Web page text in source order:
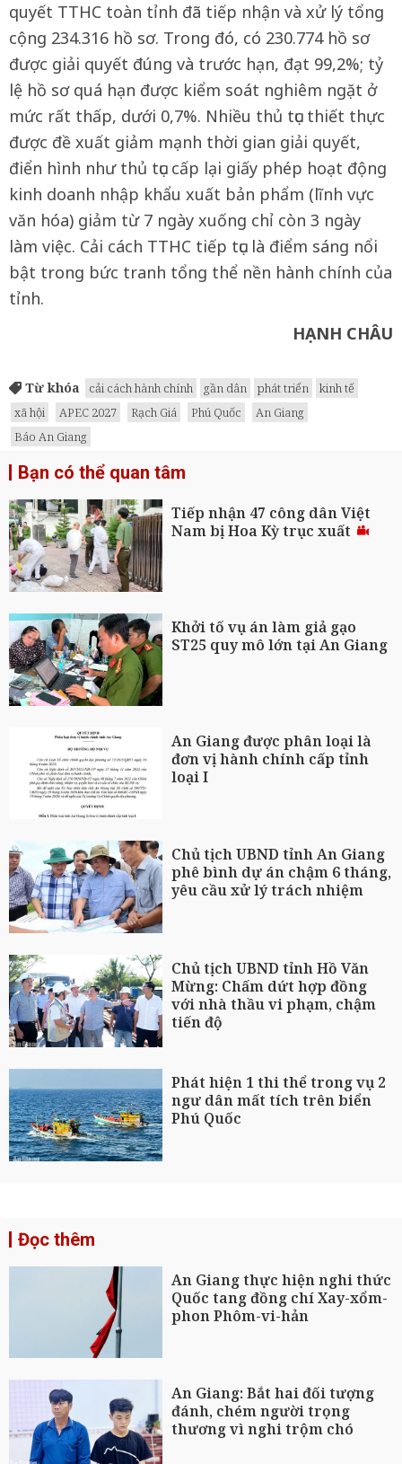
quyết TTHC toàn tỉnh đã tiếp nhận và xử lý tổng
cộng 234.316 hồ sơ. Trong đó, có 230.774 hồ sơ
được giải quyết đúng và trước hạn, đạt 99,2%; tỷ
lệ hồ sơ quá hạn được kiểm soát nghiêm ngặt ở
mức rất thấp, dưới 0,7%. Nhiều thủ tục thiết thực
được đề xuất giảm mạnh thời gian giải quyết,
điển hình như thủ tục cấp lại giấy phép hoạt động
kinh doanh nhập khẩu xuất bản phẩm (lĩnh vực
văn hóa) giảm từ 7 ngày xuống chỉ còn 3 ngày
làm việc. Cải cách TTHC tiếp tục là điểm sáng nổi
bật trong bức tranh tổng thể nền hành chính của
tỉnh.
HẠNH CHÂU
Từ khóa cải cách hành chính gần dân phát triển
kinh tế
xã hội
APEC 2027 Rạch Giá Phú Quốc
An Giang
Báo An Giang
Bạn có thể quan tâm
Tiếp nhận 47 công dân Việt
Nam bị Hoa Kỳ trục xuất
Khởi tố vụ án làm giả gạo
ST25 quy mô lớn tại An Giang
An Giang được phân loại là
đơn vị hành chính cấp tỉnh
loại I
Chủ tịch UBND tỉnh An Giang
phê bình dự án chậm 6 tháng,
yêu cầu xử lý trách nhiệm
Chủ tịch UBND tỉnh Hồ Văn
Mừng: Chấm dứt hợp đồng
với nhà thầu vi phạm, chậm
tiến độ
Phát hiện 1 thi thể trong vụ 2
ngư dân mất tích trên biển
Phú Quốc
Đọc thêm
An Giang thực hiện nghi thức
Quốc tang đồng chí Xay-xổm-
phon Phôm-vi-hản
An Giang: Bắt hai đối tượng
đánh, chém người trọng
thương vì nghi trộm chó